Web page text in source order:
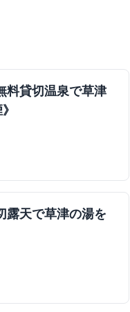
料貸切温泉で草津
露天で草津の湯を